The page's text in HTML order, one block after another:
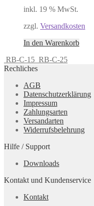
inkl. 19 % MwSt.
zzgl. Versandkosten
In den Warenkorb
RB-C-15 RB-C-25
Rechliches
AGB
Datenschutzerklärung
Impressum
Zahlungsarten
Versandarten
Widerrufsbelehrung
Hilfe / Support
Downloads
Kontakt und Kundenservice
Kontakt